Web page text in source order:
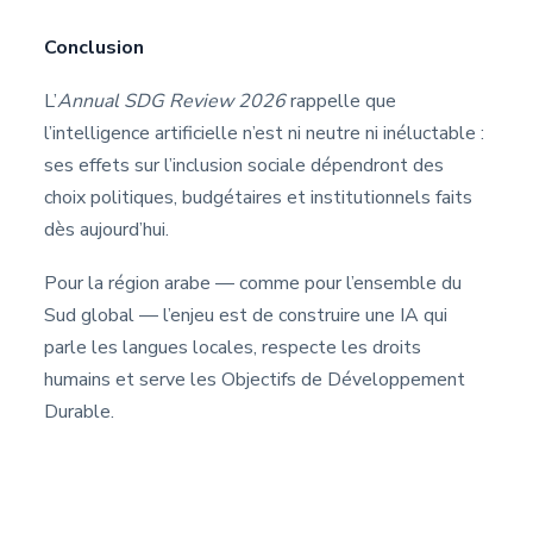
Conclusion
L’Annual SDG Review 2026rappelle que
l’intelligence artificielle n’est ni neutre ni inéluctable :
ses effets sur l’inclusion sociale dépendront des
choix politiques, budgétaires et institutionnels faits
dès aujourd’hui.
Pour la région arabe — comme pour l’ensemble du
Sud global — l’enjeu est de construire une IA qui
parle les langues locales, respecte les droits
humains et serve les Objectifs de Développement
Durable.